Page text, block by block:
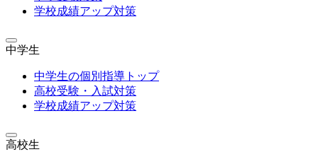
学校成績アップ対策
中学生
中学生の個別指導トップ
高校受験・入試対策
学校成績アップ対策
高校生